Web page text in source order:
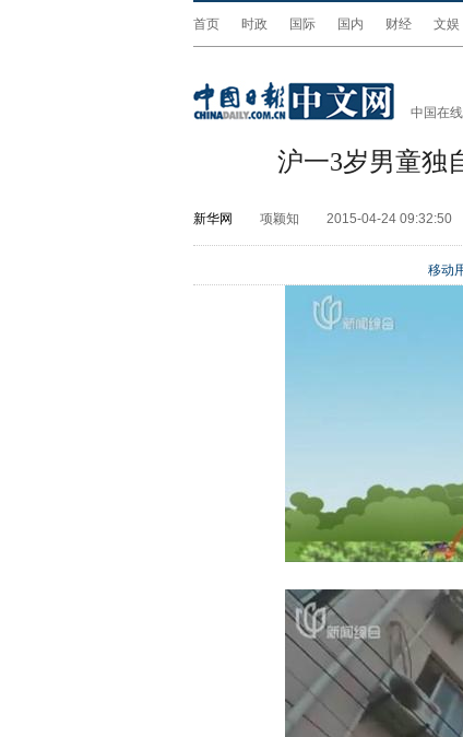
首页 时政 国际 国内 财经 文娱
中国在线
沪一3岁男童独
新华网 项颖知 2015-04-24 09:32:50
移动